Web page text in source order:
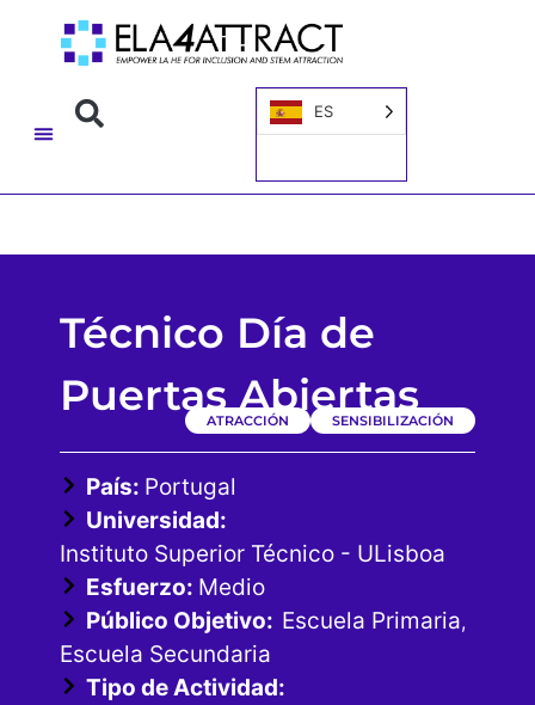
ES
Técnico Día de
Puertas Abiertas
SENSIBILIZACIÓN
ATRACCIÓN
País: Portugal
Universidad:
Instituto Superior Técnico - ULisboa
Esfuerzo: Medio
Público Objetivo: Escuela Primaria,
Escuela Secundaria
Tipo de Actividad: